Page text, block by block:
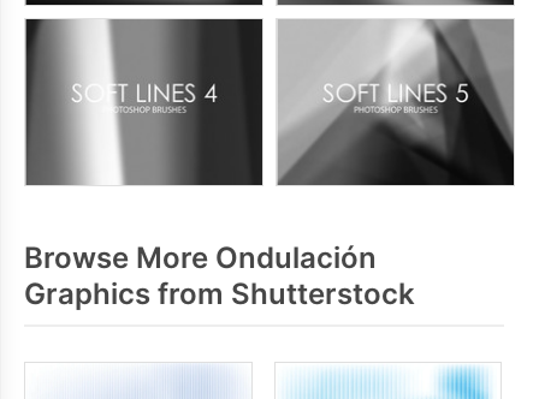
Browse More Ondulación
Graphics from Shutterstock